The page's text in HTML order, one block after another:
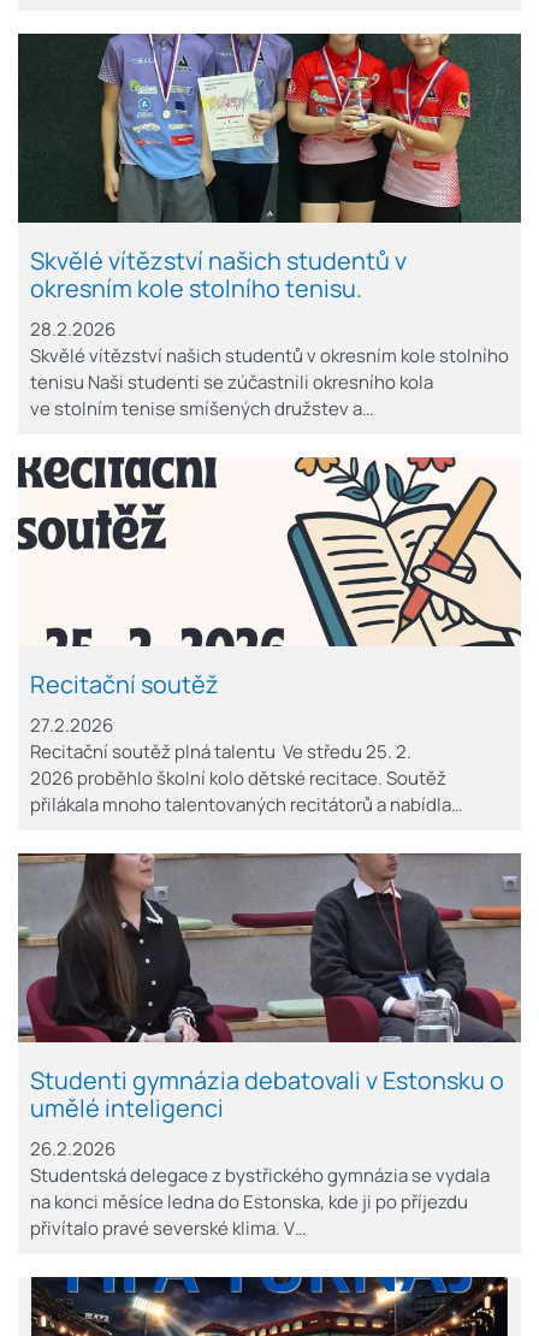
28.2.2026
Skvělé vítězství našich studentů v
okresním kole stolního tenisu.
Skvělé vítězství našich studentů v okresním kole stolního
tenisu Naši studenti se zúčastnili okresního kola
ve stolním tenise smíšených družstev a…
27.2.2026
Recitační soutěž
Recitační soutěž plná talentu Ve středu 25. 2.
2026 proběhlo školní kolo dětské recitace. Soutěž
přilákala mnoho talentovaných recitátorů a nabídla…
26.2.2026
Studenti gymnázia debatovali v Estonsku o
umělé inteligenci
Studentská delegace z bystřického gymnázia se vydala
na konci měsíce ledna do Estonska, kde ji po příjezdu
přivítalo pravé severské klima. V…